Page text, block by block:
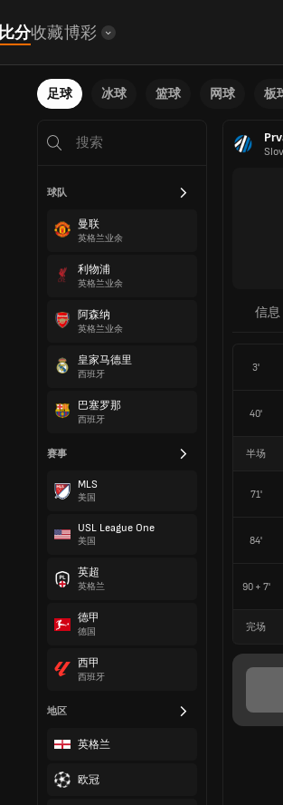
比分收藏博彩
足球 冰球 篮球 网球 板
球队
曼联
英格兰业余
利物浦
英格兰业余
阿森纳
英格兰业余
皇家马德里
西班牙
巴塞罗那
西班牙
赛事
MLS
美国
USL League One
美国
英超
英格兰
德甲
德国
西甲
西班牙
地区
英格兰
欧冠
信息
3'
40'
半场
71'
84'
90 + 7'
完场